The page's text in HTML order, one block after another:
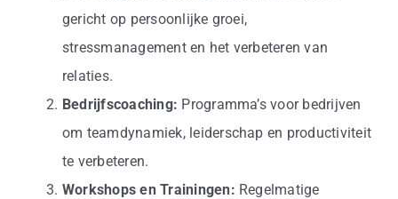
gericht op persoonlijke groei,
stressmanagement en het verbeteren van
relaties.
Bedrijfscoaching: Programma’s voor bedrijven
om teamdynamiek, leiderschap en productiviteit
te verbeteren.
Workshops en Trainingen: Regelmatige